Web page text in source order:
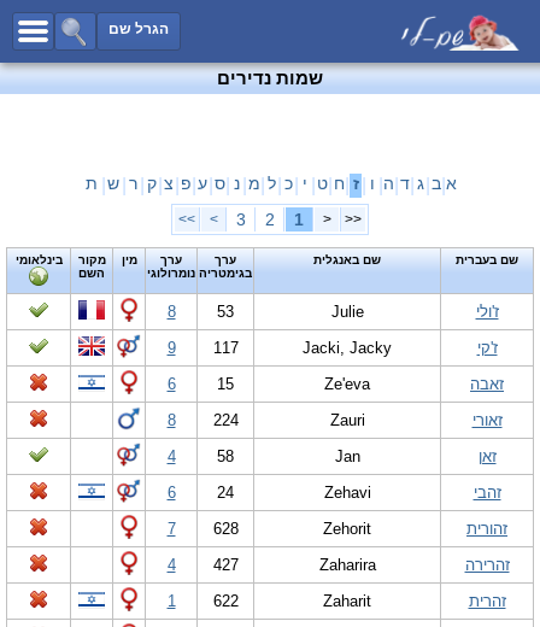
הגרל שם
כל השמות
שמות לבנים
שמות משותפים
שמות נדירים
קטגוריות
מפורסמיםחדש!
נומרולוגיה
הוסף שם
צור קשר
פייסבוק
שמות נדירים
א ב ג ד ה ו ז ח ט י כ ל מ נ ס ע פ צ ק ר ש ת
<<
<
1
2
3
>
>>
שם בעברית שם באנגלית
ערך
בגימטריה
ערך
נומרולוגי
מין
מקור
השם
בינלאומי
ז'ולי Julie
53
8
ז'קי
Jacki, Jacky
117
9
זאבה
Ze'eva
15
6
זאורי
Zauri
224
8
זאן
Jan
58
4
זהבי
Zehavi
24
6
זהורית
Zehorit
628
7
זהרירה
Zaharira
427
4
זהרית
Zaharit
622
1